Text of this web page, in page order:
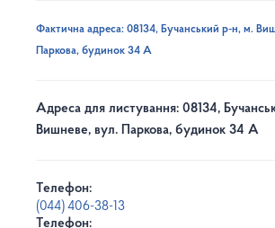
Фактична адреса: 08134, Бучанський р-н, м.
Паркова, будинок 34 А
Адреса для листування: 08134,
Вишневе, вул. Паркова, будинок 34 А
Телефон:
(044) 406-38-13
Телефон: